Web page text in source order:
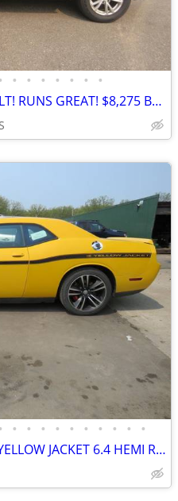
• • • • • • •
2016 CHEVROLET EQUINOX LT! RUNS GREAT! $8,275 BOOK VALUE!! COLD A/C!!
• • • • • • • • • •
2012 DODGE CHALLENGER YELLOW JACKET 6.4 HEMI RARE CAR SUPER CONDITION